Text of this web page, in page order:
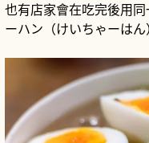
也有店家會在吃完後用
ーハン（けいちゃーはん